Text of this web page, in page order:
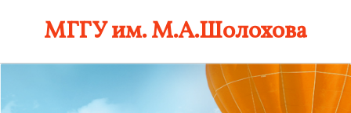
МГГУ им. М.А.Шолохова